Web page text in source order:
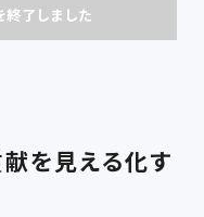
了しました
を見える化す